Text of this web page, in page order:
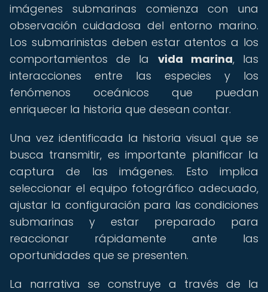
imágenes submarinas comienza con una
observación cuidadosa del entorno marino.
Los submarinistas deben estar atentos a los
comportamientos de la vida marina, las
interacciones entre las especies y los
fenómenos oceánicos que puedan
enriquecer la historia que desean contar.
Una vez identificada la historia visual que se
busca transmitir, es importante planificar la
captura de las imágenes. Esto implica
seleccionar el equipo fotográfico adecuado,
ajustar la configuración para las condiciones
submarinas y estar preparado para
reaccionar rápidamente ante las
oportunidades que se presenten.
La narrativa se construye a través de la